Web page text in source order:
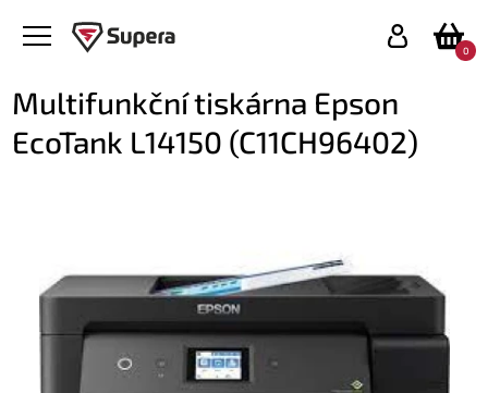
0
Multifunkční tiskárna Epson
EcoTank L14150 (C11CH96402)